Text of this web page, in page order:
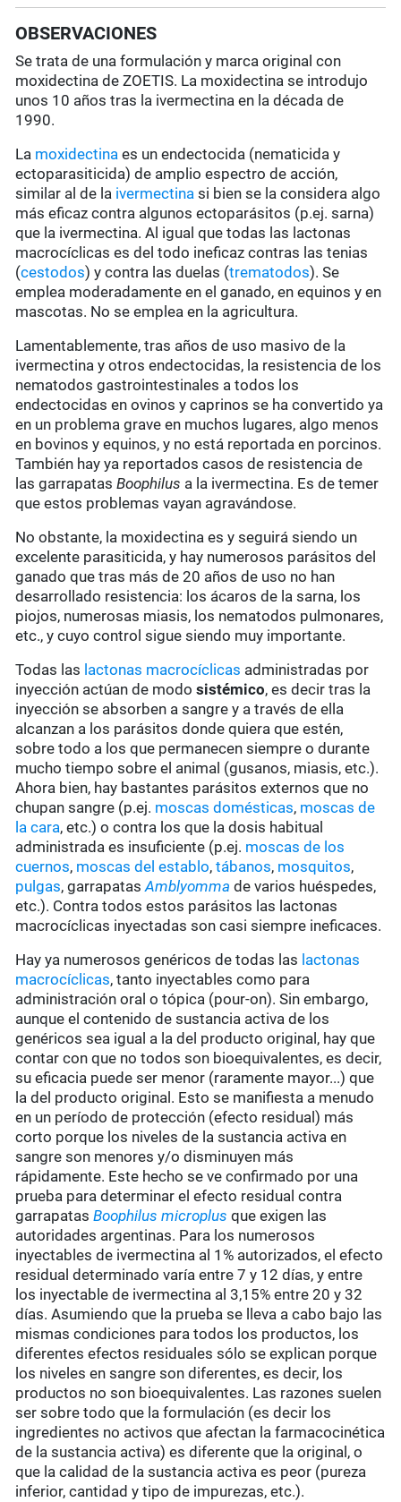
OBSERVACIONES
Se trata de una formulación y marca original con
moxidectina de ZOETIS. La moxidectina se introdujo
unos 10 años tras la ivermectina en la década de
1990.
La moxidectina es un endectocida (nematicida y
ectoparasiticida) de amplio espectro de acción,
similar al de la ivermectina si bien se la considera algo
más eficaz contra algunos ectoparásitos (p.ej. sarna)
que la ivermectina. Al igual que todas las lactonas
macrocíclicas es del todo ineficaz contras las tenias
(cestodos) y contra las duelas (trematodos). Se
emplea moderadamente en el ganado, en equinos y en
mascotas. No se emplea en la agricultura.
Lamentablemente, tras años de uso masivo de la
ivermectina y otros endectocidas, la resistencia de los
nematodos gastrointestinales a todos los
endectocidas en ovinos y caprinos se ha convertido ya
en un problema grave en muchos lugares, algo menos
en bovinos y equinos, y no está reportada en porcinos.
También hay ya reportados casos de resistencia de
las garrapatasBoophilus a la ivermectina. Es de temer
que estos problemas vayan agravándose.
No obstante, la moxidectina es y seguirá siendo un
excelente parasiticida, y hay numerosos parásitos del
ganado que tras más de 20 años de uso no han
desarrollado resistencia: los ácaros de la sarna, los
piojos, numerosas miasis, los nematodos pulmonares,
etc., y cuyo control sigue siendo muy importante.
Todas las lactonas macrocíclicas administradas por
inyección actúan de modosistémico, es decir tras la
inyección se absorben a sangre y a través de ella
alcanzan a los parásitos donde quiera que estén,
sobre todo a los que permanecen siempre o durante
mucho tiempo sobre el animal (gusanos, miasis, etc.).
Ahora bien, hay bastantes parásitos externos que no
chupan sangre (p.ej. moscas domésticas, moscas de
la cara, etc.) o contra los que la dosis habitual
administrada es insuficiente (p.ej. moscas de los
cuernos, moscas del establo,tábanos, mosquitos,
pulgas, garrapatasAmblyomma de varios huéspedes,
etc.). Contra todos estos parásitos las lactonas
macrocíclicas inyectadas son casi siempre ineficaces.
Hay ya numerosos genéricos de todas las lactonas
macrocíclicas, tanto inyectables como para
administración oral o tópica (pour-on). Sin embargo,
aunque el contenido de sustancia activa de los
genéricos sea igual a la del producto original, hay que
contar con que no todos son bioequivalentes, es decir,
su eficacia puede ser menor (raramente mayor...) que
la del producto original. Esto se manifiesta a menudo
en un período de protección (efecto residual) más
corto porque los niveles de la sustancia activa en
sangre son menores y/o disminuyen más
rápidamente. Este hecho se ve confirmado por una
prueba para determinar el efecto residual contra
garrapatasBoophilus microplus que exigen las
autoridades argentinas. Para los numerosos
inyectables de ivermectina al 1% autorizados, el efecto
residual determinado varía entre 7 y 12 días, y entre
los inyectable de ivermectina al 3,15% entre 20 y 32
días. Asumiendo que la prueba se lleva a cabo bajo las
mismas condiciones para todos los productos, los
diferentes efectos residuales sólo se explican porque
los niveles en sangre son diferentes, es decir, los
productos no son bioequivalentes. Las razones suelen
ser sobre todo que la formulación (es decir los
ingredientes no activos que afectan la farmacocinética
de la sustancia activa) es diferente que la original, o
que la calidad de la sustancia activa es peor (pureza
inferior, cantidad y tipo de impurezas, etc.).